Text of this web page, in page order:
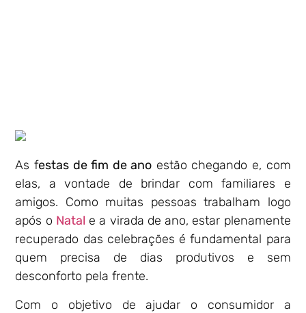
As festas de fim de ano estão chegando e, com
elas, a vontade de brindar com familiares e
amigos. Como muitas pessoas trabalham logo
após o Natal e a virada de ano, estar plenamente
recuperado das celebrações é fundamental para
quem precisa de dias produtivos e sem
desconforto pela frente.
Com o objetivo de ajudar o consumidor a